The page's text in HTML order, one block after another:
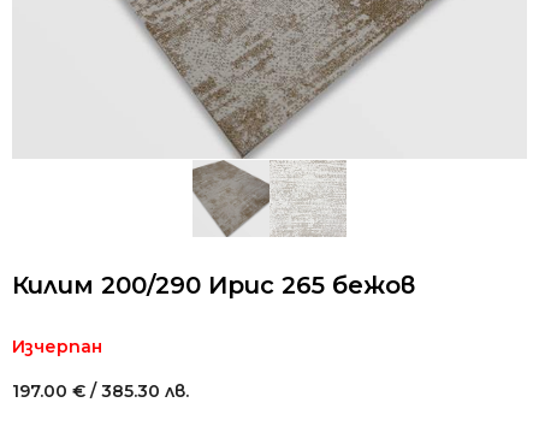
Килим 200/290 Ирис 265 бежов
Изчерпан
197.00 € / 385.30 лв.